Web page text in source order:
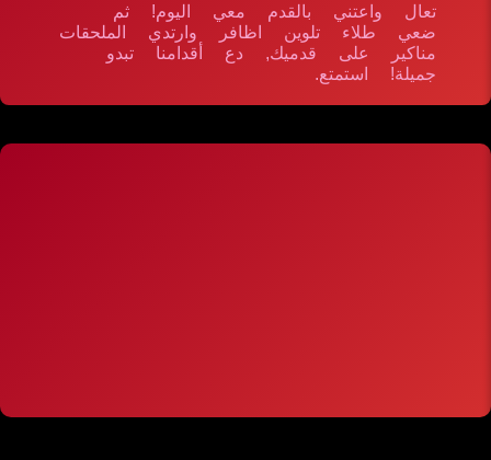
تعال واعتني بالقدم معي اليوم! ثم
ضعي طلاء تلوين اظافر وارتدي الملحقات
مناكير على قدميك, دع أقدامنا تبدو
جميلة! استمتع.